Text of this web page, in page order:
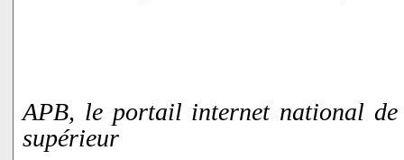
APB, le portail internet national
supérieur